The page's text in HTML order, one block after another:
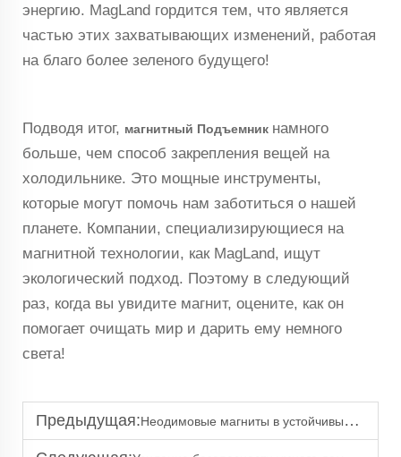
энергию. MagLand гордится тем, что является
частью этих захватывающих изменений, работая
на благо более зеленого будущего!
Подводя итог, магнитный Подъемник намного
больше, чем способ закрепления вещей на
холодильнике. Это мощные инструменты,
которые могут помочь нам заботиться о нашей
планете. Компании, специализирующиеся на
магнитной технологии, как MagLand, ищут
экологический подход. Поэтому в следующий
раз, когда вы увидите магнит, оцените, как он
помогает очищать мир и дарить ему немного
света!
Предыдущая:Неодимовые магниты в устойчивых строительных практиках